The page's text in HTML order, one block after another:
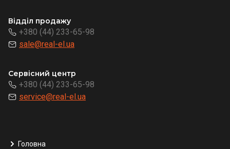
Відділ продажу
+380 (44) 233-65-98
sale@real-el.ua
Сервісний центр
+380 (44) 233-65-98
service@real-el.ua
Головна